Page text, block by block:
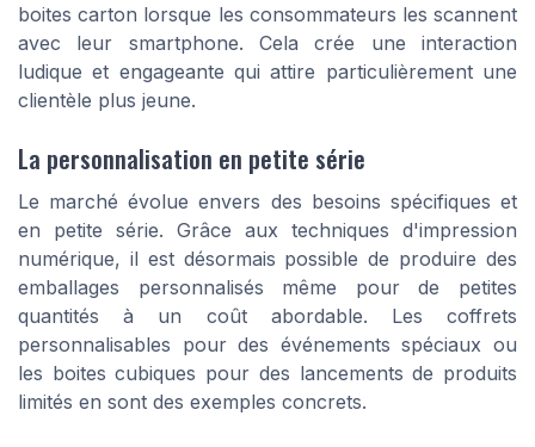
boites carton lorsque les consommateurs les scannent
avec leur smartphone. Cela crée une interaction
ludique et engageante qui attire particulièrement une
clientèle plus jeune.
La personnalisation en petite série
Le marché évolue envers des besoins spécifiques et
en petite série. Grâce aux techniques d'impression
numérique, il est désormais possible de produire des
emballages personnalisés même pour de petites
quantités à un coût abordable. Les coffrets
personnalisables pour des événements spéciaux ou
les boites cubiques pour des lancements de produits
limités en sont des exemples concrets.